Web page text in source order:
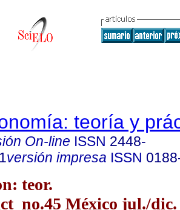
teoría y
On-line ISSN 2448-
versión impresa ISSN
teor.
no.45 México jul./dic.